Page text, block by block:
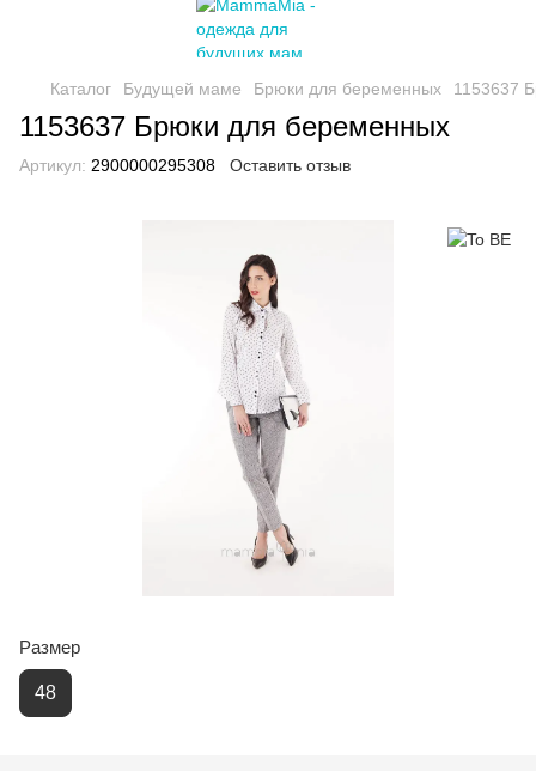
Каталог Будущей маме Брюки для беременных 1153637
1153637 Брюки для беременных
Артикул: 2900000295308 Оставить отзыв
Размер
48